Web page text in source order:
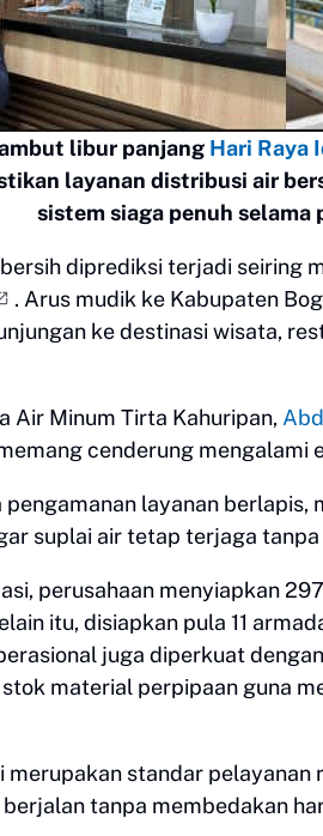
libur panjang Hari Raya
layanan distribusi air
sistem siaga penuh selama
diprediksi terjadi seiring
. Arus mudik ke Kabupaten
ke destinasi wisata,
Air Minum Tirta Kahuripan,
cenderung mengalami
pengamanan layanan
suplai air tetap terjaga tanpa
perusahaan menyiapkan
itu, disiapkan pula 11
juga diperkuat
material perpipaan guna
merupakan standar
tanpa membedakan